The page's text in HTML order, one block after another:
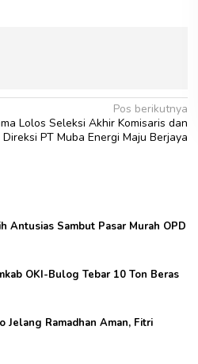
Pos berikutnya
Lolos Seleksi Akhir Komisaris dan
Direksi PT Muba Energi Maju Berjaya
Antusias Sambut Pasar Murah OPD
OKI-Bulog Tebar 10 Ton Beras
Jelang Ramadhan Aman, Fitri